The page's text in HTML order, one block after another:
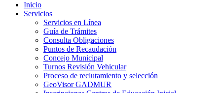
Inicio
Servicios
Servicios en Línea
Guía de Trámites
Consulta Obligaciones
Puntos de Recaudación
Concejo Municipal
Turnos Revisión Vehicular
Proceso de reclutamiento y selección
GeoVisor GADMUR